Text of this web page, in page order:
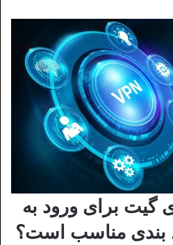
گیت برای ورود به
مناسب است؟